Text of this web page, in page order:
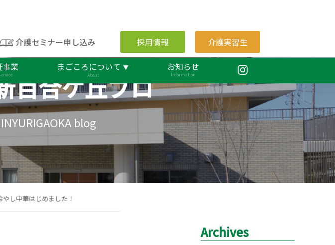
介護セミナー申し込み 採用情報 介護実習生
事業 まごころについて
About
お知らせ
Information
百合ケ丘ブロ
blog
し中華はじめました！
Archives